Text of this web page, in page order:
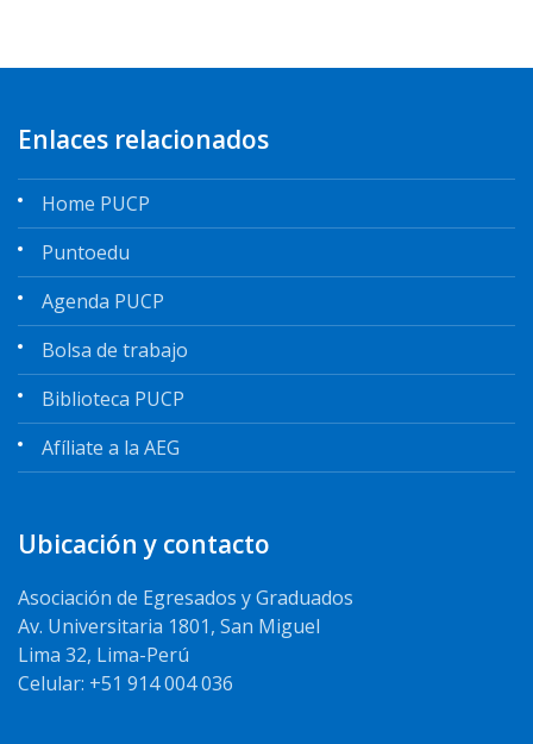
Enlaces relacionados
Home PUCP
Puntoedu
Agenda PUCP
Bolsa de trabajo
Biblioteca PUCP
Afíliate a la AEG
Ubicación y contacto
Asociación de Egresados y Graduados
Av. Universitaria 1801, San Miguel
Lima 32, Lima-Perú
Celular: +51 914 004 036